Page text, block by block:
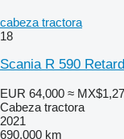
cabeza tractora
18
Scania R 590
EUR 64,000 ≈
Cabeza tractora
2021
690,000 km